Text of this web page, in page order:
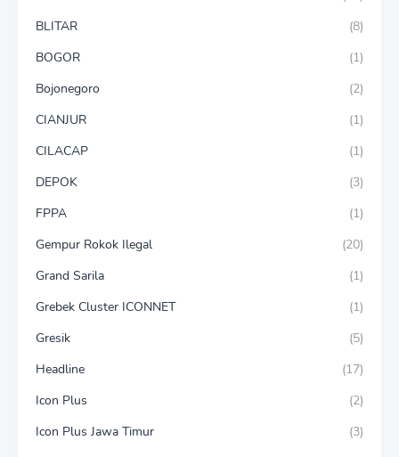
BLITAR
(8)
BOGOR
(1)
Bojonegoro
(2)
CIANJUR
(1)
CILACAP
(1)
DEPOK
(3)
FPPA
(1)
Gempur Rokok Ilegal
(20)
Grand Sarila
(1)
Grebek Cluster ICONNET
(1)
Gresik
(5)
Headline
(17)
Icon Plus
(2)
Icon Plus Jawa Timur
(3)